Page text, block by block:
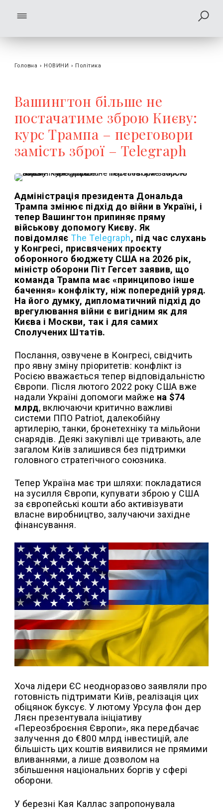
Головна › НОВИНИ › Політика
Вашингтон більше не
постачатиме зброю Києву:
курс Трампа – переговори
замість зброї – Telegraph
Адміністрація президента Дональда
Трампа змінює підхід до війни в Україні, і
тепер Вашингтон припиняє пряму
військову допомогу Києву. Як
повідомляє The Telegraph, під час слухань
у Конгресі, присвячених проєкту
оборонного бюджету США на 2026 рік,
міністр оборони Піт Гегсет заявив, що
команда Трампа має «принципово інше
бачення» конфлікту, ніж попередній уряд.
На його думку, дипломатичний підхід до
врегулювання війни є вигідним як для
Києва і Москви, так і для самих
Сполучених Штатів.
Послання, озвучене в Конгресі, свідчить
про явну зміну пріоритетів: конфлікт із
Росією вважається тепер відповідальністю
Європи. Після лютого 2022 року США вже
надали Україні допомоги майже на $74
млрд, включаючи критично важливі
системи ППО Patriot, далекобійну
артилерію, танки, бронетехніку та мільйони
снарядів. Деякі закупівлі ще тривають, але
загалом Київ залишився без підтримки
головного стратегічного союзника.
Тепер Україна має три шляхи: покладатися
на зусилля Європи, купувати зброю у США
за європейські кошти або активізувати
власне виробництво, залучаючи західне
фінансування.
Хоча лідери ЄС неодноразово заявляли про
готовність підтримати Київ, реалізація цих
обіцянок буксує. У лютому Урсула фон дер
Ляєн презентувала ініціативу
«Переозброєння Європи», яка передбачає
залучення до €800 млрд інвестицій, але
більшість цих коштів виявилися не прямими
вливаннями, а лише дозволом на
збільшення національних боргів у сфері
оборони.
У березні Кая Каллас запропонувала